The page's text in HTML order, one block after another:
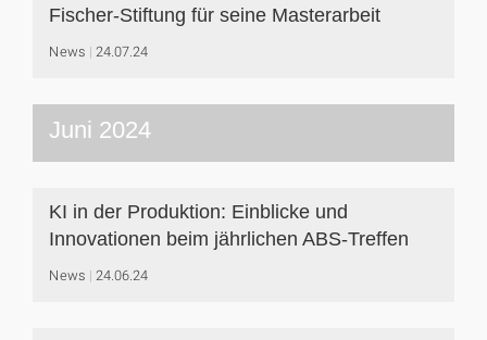
Fischer-Stiftung für seine Masterarbeit
News 24.07.24
Juni 2024
KI in der Produktion: Einblicke und
Innovationen beim jährlichen ABS-Treffen
News 24.06.24